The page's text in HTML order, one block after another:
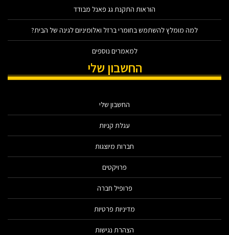
הוראות התקנת גג פאנל מבודד
למה מומלץ להשתמש בחומרי ברזל ואלומיניום לגינה של הבית?
למאמרים נוספים
החשבון שלי
החשבון שלי
עגלת קניות
חברות מיוצגות
פרויקטים
פרופיל חברה
מדיניות פרטיות
הצהרת נגישות